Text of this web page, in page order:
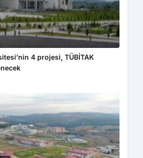
4 projesi, TÜBİTAK
deneyimi yaşamanızı sağlamak için
Detaylar içinGizlilik Politikamız